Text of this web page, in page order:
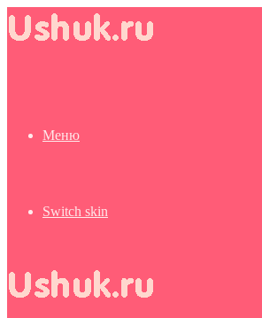
Меню
Switch skin